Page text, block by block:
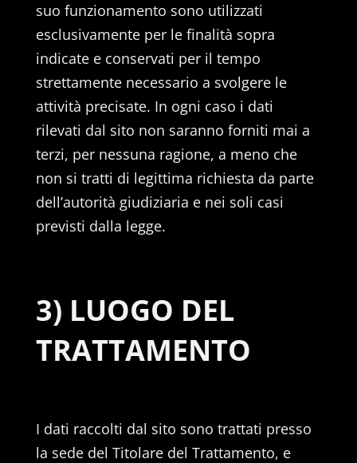
suo funzionamento sono utilizzati
esclusivamente per le finalità sopra
indicate e conservati per il tempo
strettamente necessario a svolgere le
attività precisate. In ogni caso i dati
rilevati dal sito non saranno forniti mai a
terzi, per nessuna ragione, a meno che
non si tratti di legittima richiesta da parte
dell’autorità giudiziaria e nei soli casi
previsti dalla legge.
3) LUOGO DEL
TRATTAMENTO
I dati raccolti dal sito sono trattati presso
la sede del Titolare del Trattamento, e